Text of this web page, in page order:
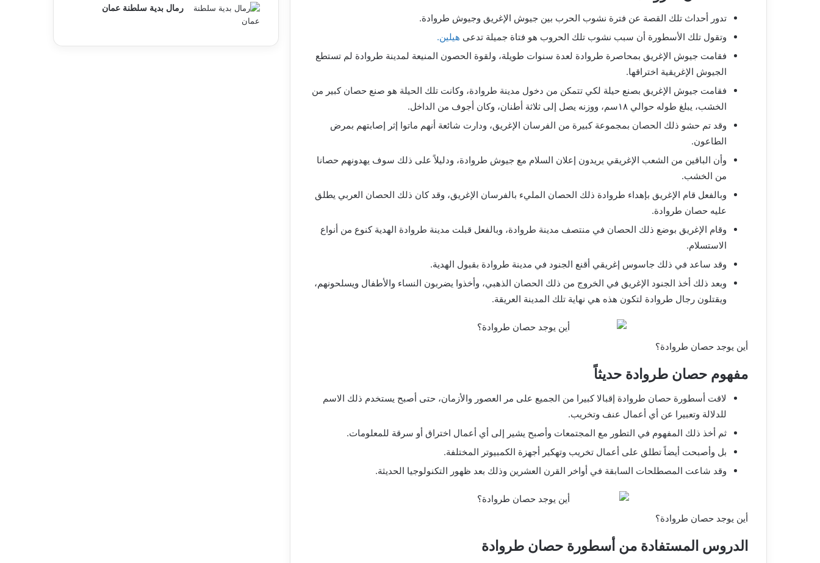
تدور أحداث تلك القصة عن فترة نشوب الحرب بين جيوش الإغريق وجيوش طروادة.
وتقول تلك الأسطورة أن سبب نشوب تلك الحروب هو فتاة جميلة تدعى هيلين.
فقامت جيوش الإغريق بمحاصرة طروادة لعدة سنوات طويلة، ولقوة الحصون المنيعة لمدينة طروادة لم تستطع
الجيوش الإغريقية اختراقها.
فقامت جيوش الإغريق بصنع حيلة لكي تتمكن من دخول مدينة طروادة، وكانت تلك الحيلة هو صنع حصان كبير من
الخشب، يبلغ طوله حوالي ١٨سم، ووزنه يصل إلى ثلاثة أطنان، وكان أجوف من الداخل.
وقد تم حشو ذلك الحصان بمجموعة كبيرة من الفرسان الإغريق، ودارت شائعة أنهم ماتوا إثر إصابتهم بمرض
الطاعون.
وأن الباقين من الشعب الإغريقي يريدون إعلان السلام مع جيوش طروادة، ودليلاً على ذلك سوف يهدونهم حصانا
من الخشب.
وبالفعل قام الإغريق بإهداء طروادة ذلك الحصان المليء بالفرسان الإغريق، وقد كان ذلك الحصان العربي يطلق
عليه حصان طروادة.
وقام الإغريق بوضع ذلك الحصان في منتصف مدينة طروادة، وبالفعل قبلت مدينة طروادة الهدية كنوع من أنواع
الاستسلام.
وقد ساعد في ذلك جاسوس إغريقي أقنع الجنود في مدينة طروادة بقبول الهدية.
وبعد ذلك أخذ الجنود الإغريق في الخروج من ذلك الحصان الذهبي، وأخذوا يضربون النساء والأطفال ويسلحونهم،
ويقتلون رجال طروادة لتكون هذه هي نهاية تلك المدينة العريقة.
أين يوجد حصان طروادة؟
مفهوم حصان طروادة حديثاً
لاقت أسطورة حصان طروادة إقبالا كبيرا من الجميع على مر العصور والأزمان، حتى أصبح يستخدم ذلك الاسم
للدلالة وتعبيرا عن أي أعمال عنف وتخريب.
ثم أخذ ذلك المفهوم في التطور مع المجتمعات وأصبح يشير إلى أي أعمال اختراق أو سرقة للمعلومات.
بل وأصبحت أيضاً تطلق على أعمال تخريب وتهكير أجهزة الكمبيوتر المختلفة.
وقد شاعت المصطلحات السابقة في أواخر القرن العشرين وذلك بعد ظهور التكنولوجيا الحديثة.
أين يوجد حصان طروادة؟
الدروس المستفادة من أسطورة حصان طروادة
رمال بدية سلطنة عمان